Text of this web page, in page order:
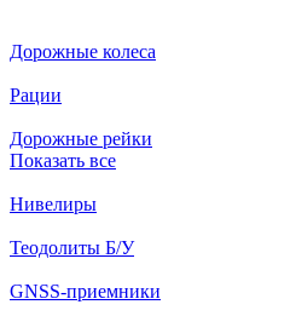
Дорожные колеса
Рации
Дорожные рейки
Показать все
Нивелиры
Теодолиты Б/У
GNSS-приемники